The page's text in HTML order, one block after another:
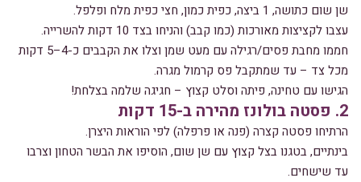
שן שום כתושה, 1 ביצה, כפית כמון, חצי כפית מלח ופלפל.
עצבו לקציצות מאורכות (כמו קבב) והניחו בצד 10 דקות להשרייה.
חממו מחבת פסים/רגילה עם מעט שמן וצלו את הקבבים כ-4–5 דקות
מכל צד – עד שמתקבל פס קרמול מגרה.
הגישו עם טחינה, פיתה וסלט קצוץ – חגיגה שלמה בצלחת!
2. פסטה בולונז מהירה ב-15 דקות
הרתיחו פסטה קצרה (פנה או פרפלה) לפי הוראות היצרן.
בינתיים, בטגנו בצל קצוץ עם שן שום, הוסיפו את הבשר הטחון וצרבו
עד שישחים.